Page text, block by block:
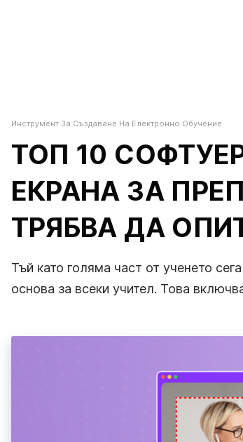
Софтуер
имейли, намалете срещите и
докато програмирате.
видео съобщения и
по-бързо.
прегледите и подобрете
Инструмент За Създаване На Електронно Обучение
ТОП 10
ЕКРАНА ЗА
ТРЯБВА ДА
Тъй като голяма част от ученето
основа за всеки учител. Това